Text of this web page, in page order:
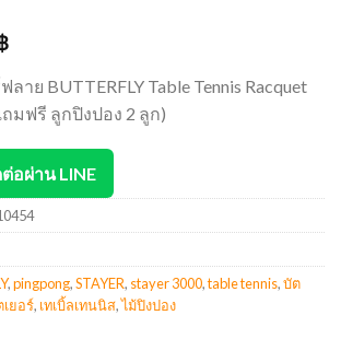
าย BUTTERFLY Table Tennis Racquet
ถมฟรี ลูกปิงปอง 2 ลูก)
อผ่าน LINE
,pingpong,STAYER, stayer 3000,table tennis,บัต
เยอร์, เทเบิ้ลเทนนิส,ไม้ปิงปอง